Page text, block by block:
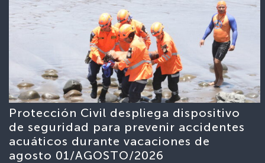
Protección Civil despliega dispositivo
de seguridad para prevenir accidentes
acuáticos durante vacaciones de
agosto 01/AGOSTO/2026